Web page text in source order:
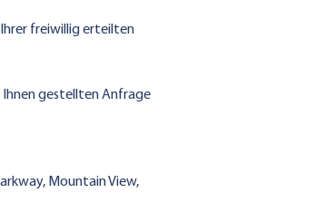
freiwillig erteilten
Ihnen gestellten Anfrage
Mountain View,